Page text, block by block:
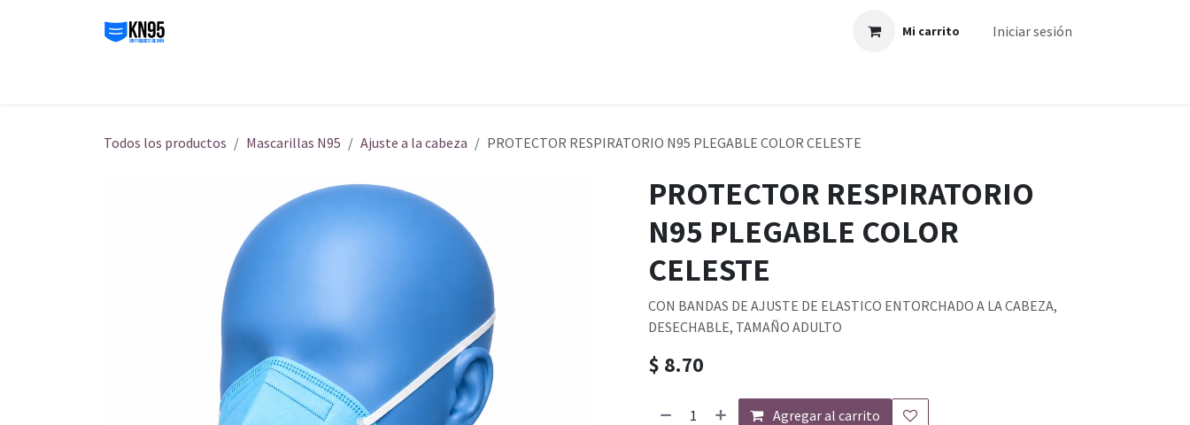
Mi carrito Iniciar sesión
Todos los productos Mascarillas N95 Ajuste a la cabeza PROTECTOR RESPIRATORIO N95 PLEGABLE COLOR CELESTE
PROTECTOR RESPIRATORIO
N95 PLEGABLE COLOR
CELESTE
CON BANDAS DE AJUSTE DE ELASTICO ENTORCHADO A LA CABEZA,
DESECHABLE, TAMAÑO ADULTO
$ 8.70
Agregar al carrito